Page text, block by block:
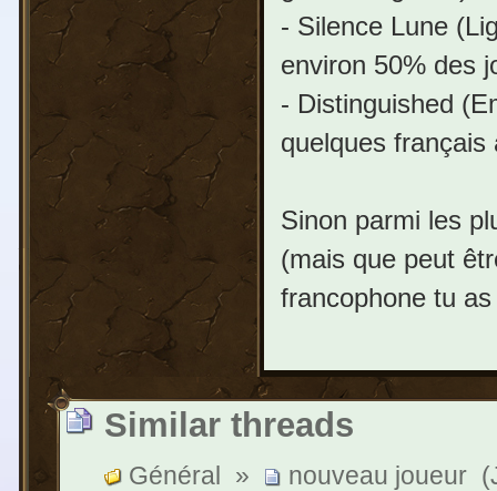
- Silence Lune
environ 50% des
- Distinguished
quelques français
Sinon parmi les
(mais que peut
francophone tu
Similar threads
Général » nouveau joueur